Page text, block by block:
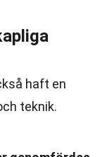
haft en
teknik.